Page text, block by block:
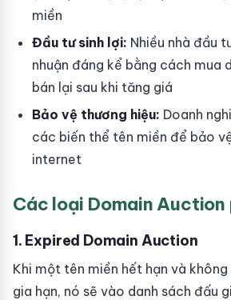
miền
Đầu tư sinh lợi: Nhiều nhà đầu
nhuận đáng kể bằng cách mua
bán lại sau khi tăng giá
Bảo vệ thương hiệu: Doanh
các biến thể tên miền để bảo
internet
Các loại Domain Auction
1. Expired Domain Auction
Khi một tên miền hết hạn và không
gia hạn, nó sẽ vào danh sách đấu